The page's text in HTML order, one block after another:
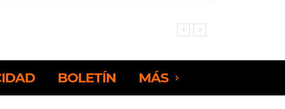
BOLETÍN MÁS